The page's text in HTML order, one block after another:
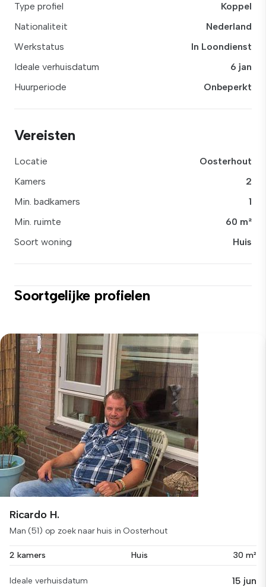
Type profiel
Koppel
Nationaliteit
Nederland
Werkstatus
In Loondienst
Ideale verhuisdatum
6 jan
Huurperiode
Onbeperkt
Vereisten
Locatie
Oosterhout
Kamers
2
Min. badkamers
1
Min. ruimte
60 m²
Soort woning
Huis
Soortgelijke profielen
Ricardo H.
Man (51) op zoek naar huis in Oosterhout
2 kamers Huis 30 m²
Ideale verhuisdatum 15 jun